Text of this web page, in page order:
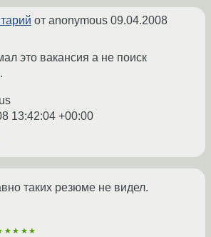
от anonymous 09.04.2008
это вакансия а не поиск
13:42:04 +00:00
таких резюме не видел.